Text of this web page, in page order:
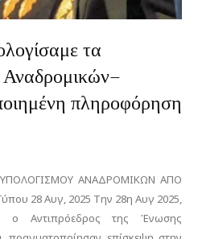
τα
πληροφόρηση
ΑΝΑΔΡΟΜΙΚΩΝ ΑΠΟ
28 Αυγ, 2025 Την 28η Αυγ 2025,
ο Αντιπρόεδρος της Ένωσης